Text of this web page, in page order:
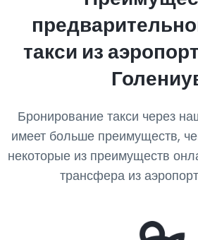
такси из
Бронирование такси через
имеет больше преимуществ,
некоторые из преимуществ
трансфера из